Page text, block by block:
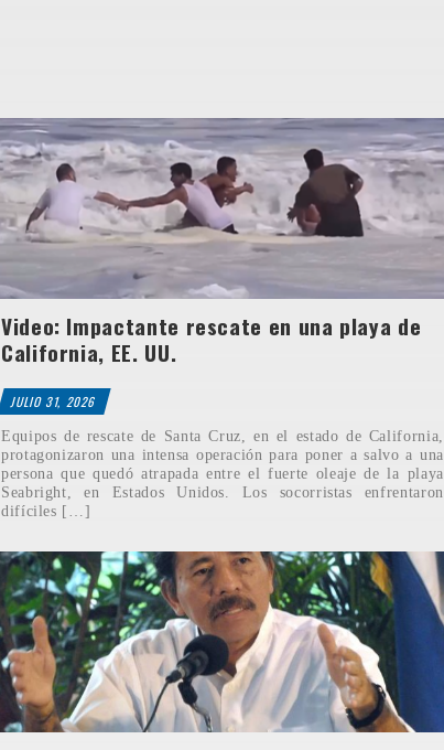
Video: Impactante rescate en una playa de
California, EE. UU.
JULIO 31, 2026
Equipos de rescate de Santa Cruz, en el estado de California,
protagonizaron una intensa operación para poner a salvo a una
persona que quedó atrapada entre el fuerte oleaje de la playa
Seabright, en Estados Unidos. Los socorristas enfrentaron
difíciles […]